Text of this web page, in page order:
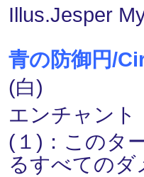
Illus.Jesper
青の防御円/
(白)
エンチャン
(１)：このタ
るすべてのダ